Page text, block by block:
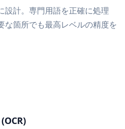
設計。専門用語を正確に処理
な箇所でも最高レベルの精度を